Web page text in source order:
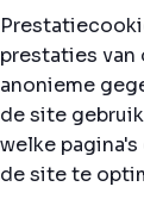
prestaties
anonieme
de site
welke
de site te